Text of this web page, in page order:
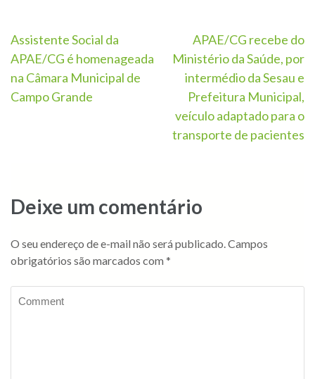
Assistente Social da
APAE/CG é homenageada
na Câmara Municipal de
Campo Grande
APAE/CG recebe do
Ministério da Saúde, por
intermédio da Sesau e
Prefeitura Municipal,
veículo adaptado para o
transporte de pacientes
Deixe um comentário
O seu endereço de e-mail não será publicado. Campos
obrigatórios são marcados com *